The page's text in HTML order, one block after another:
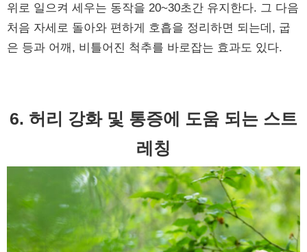
위로 일으켜 세우는 동작을 20~30초간 유지한다. 그 다음
처음 자세로 돌아와 편하게 호흡을 정리하면 되는데, 굽
은 등과 어깨, 비틀어진 척추를 바로잡는 효과도 있다.
6. 허리 강화 및 통증에 도움 되는 스트
레칭